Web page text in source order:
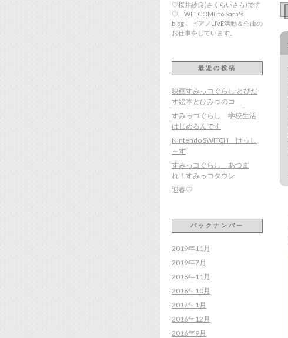
♡桜井紗良(さくらいさら)です
♡… WELCOME to Sara's
blog！ ピアノLIVE活動＆作曲の
お仕事をしています。
最近の投稿
映画すみっコぐらし とびだ
す絵本とひみつのコ
すみっコぐらし 学校生活
はじめるんです
Nintendo SWITCH げっし
～ず
すみっコぐらし あつま
れ！すみっコタウン
迎春♡
バックナンバー
2019年11月
2019年7月
2018年11月
2018年10月
2017年1月
2016年12月
2016年9月